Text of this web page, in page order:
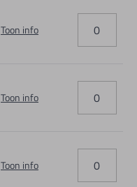
Toon info
Toon info
Toon info